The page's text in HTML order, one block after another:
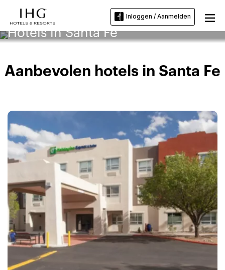
Inloggen / Aanmelden
Hotels in Santa Fe
Aanbevolen hotels in Santa Fe